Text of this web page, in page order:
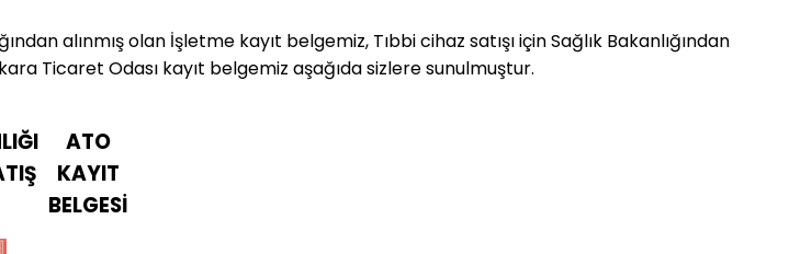
alınmış olan İşletme kayıt belgemiz, Tıbbi cihaz satışı için Sağlık Bakanlığından
Ticaret Odası kayıt belgemiz aşağıda sizlere sunulmuştur.
ATO
KAYIT
BELGESİ